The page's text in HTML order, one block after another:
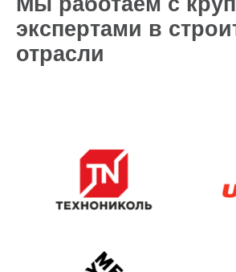
экспертами в
отрасли